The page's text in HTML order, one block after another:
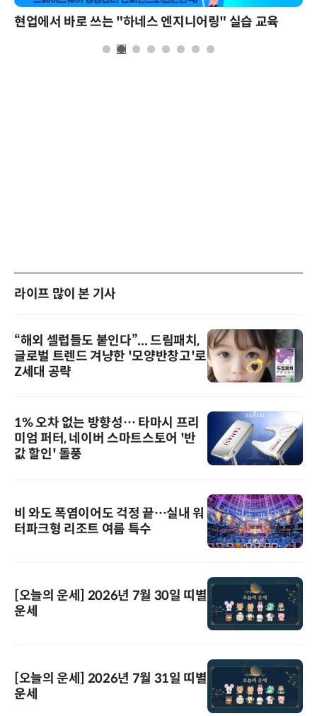
현업에서 바로 쓰는 "하네스 엔지니어링" 실습 교육
라이프 많이 본 기사
“해외 셀럽들도 붙인다”... 드림패치,
글로벌 트렌드 겨냥한 '모양반창고'로
Z세대 공략
1% 오차 없는 방향성… 타마시 프리
미엄 퍼터, 네이버 스마트스토어 '반
값 할인' 돌풍
비 와도 폭염이어도 걱정 끝…실내 워
터파크형 리조트 여름 특수
[오늘의 운세] 2026년 7월 30일 띠별
운세
[오늘의 운세] 2026년 7월 31일 띠별
운세